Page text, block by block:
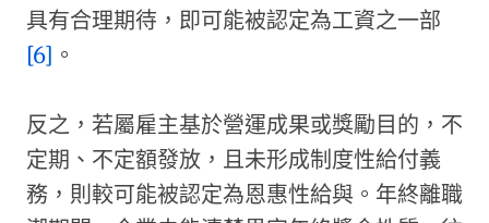
具有合理期待，即可能被認定為工資之一部
[6] 。
反之，若屬雇主基於營運成果或獎勵目的，不
定期、不定額發放，且未形成制度性給付義
務，則較可能被認定為恩惠性給與。年終離職